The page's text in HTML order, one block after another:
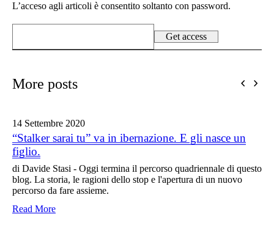
L’acceso agli articoli è consentito soltanto con password.
More posts
14 Settembre 2020
“Stalker sarai tu” va in ibernazione. E gli nasce un
figlio.
di Davide Stasi - Oggi termina il percorso quadriennale di questo
blog. La storia, le ragioni dello stop e l'apertura di un nuovo
percorso da fare assieme.
Read More